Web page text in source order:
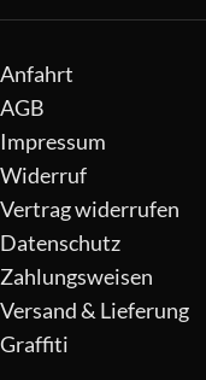
Anfahrt
AGB
Impressum
Widerruf
Vertrag widerrufen
Datenschutz
Zahlungsweisen
Versand & Lieferung
Graffiti